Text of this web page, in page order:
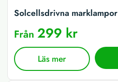
Solcellsdrivna marklampor
Från 299 kr
Läs mer